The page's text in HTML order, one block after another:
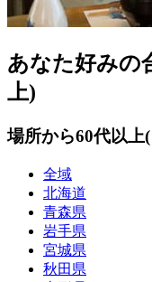
あなた好みの
上)
場所から60代以上
全域
北海道
青森県
岩手県
宮城県
秋田県